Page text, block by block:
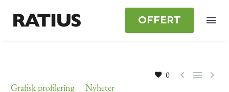
OFFERT
0   
Grafisk profilering
Nyheter